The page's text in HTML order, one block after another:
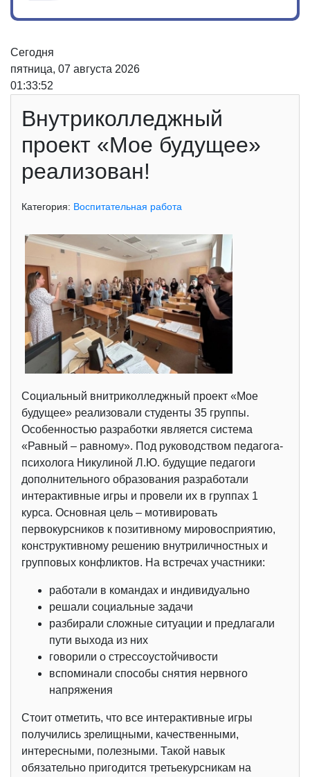
Сегодня
пятница, 07 августа 2026
01:33:52
Внутриколледжный
проект «Мое будущее»
реализован!
Категория: Воспитательная работа
Социальный внитриколледжный проект «Мое
будущее» реализовали студенты 35 группы.
Особенностью разработки является система
«Равный – равному». Под руководством педагога-
психолога Никулиной Л.Ю. будущие педагоги
дополнительного образования разработали
интерактивные игры и провели их в группах 1
курса. Основная цель – мотивировать
первокурсников к позитивному мировосприятию,
конструктивному решению внутриличностных и
групповых конфликтов. На встречах участники:
работали в командах и индивидуально
решали социальные задачи
разбирали сложные ситуации и предлагали
пути выхода из них
говорили о стрессоустойчивости
вспоминали способы снятия нервного
напряжения
Стоит отметить, что все интерактивные игры
получились зрелищными, качественными,
интересными, полезными. Такой навык
обязательно пригодится третьекурсникам на